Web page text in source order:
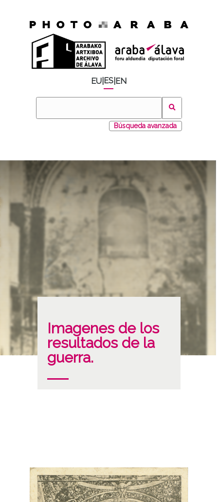
EU ES EN
Búsqueda avanzada
Imagenes de los
resultados de la
guerra.